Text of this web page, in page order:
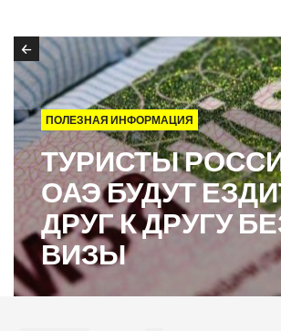
ПОЛЕЗНАЯ ИНФОРМАЦИЯ
ТУРИСТЫ
ОАЭ БУДУТ
ДРУГ К ДРУГУ
ВИЗЫ